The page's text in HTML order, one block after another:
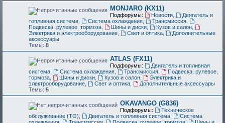
MONJARO (KX11)
Подфорумы: Новости,
Двигатель и
топливная система
Система охлаждения, Трансмиссия,
Подвеска, рулевое, тормоза
Шины и диски, Кузов и салон,
Электрика и электрооборудование
Свет и оптика,
Дополнительные
аксессуары
Темы: 8
ATLAS (FX11)
Подфорумы:
Двигатель и топливная
система
Система охлаждения, Трансмиссия,
Подвеска, рулевое,
тормоза
Шины и диски, Кузов и салон,
Электрика и
электрооборудование
Свет и оптика,
Дополнительные аксессуары
Темы: 5
OKAVANGO (G836)
Подфорумы:
Техническое
обслуживание (ТО)
Двигатель и топливная система,
Система